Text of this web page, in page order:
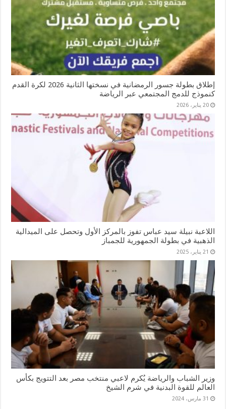
إطلاق بطولة جسور الرمضانية في نسختها الثانية 2026 لكرة القدم
كنموذج للدمج المجتمعي عبر الرياضة
20 يناير، 2026
اللاعبة نبيلة سيد عباس تفوز بالمركز الأول وتحصل على الميدالية
الذهبية في بطولة الجمهورية للجمباز
21 يناير، 2025
وزير الشباب والرياضة يُكرم لاعبي منتخب مصر بعد التتويج بكأس
العالم للقوة البدنية في شرم الشيخ
31 مارس، 2024